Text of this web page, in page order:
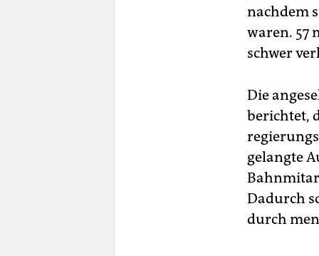
nachdem
waren. 57
schwer
Die
berichtet,
gelangte
Dadurch
durch